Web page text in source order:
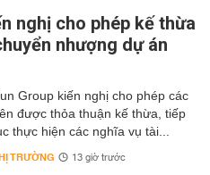
nghị cho phép kế thừa
nhượng dự án
Group kiến nghị cho phép các
được thỏa thuận kế thừa, tiếp
thực hiện các nghĩa vụ tài...
TRƯỜNG 13 giờ trước